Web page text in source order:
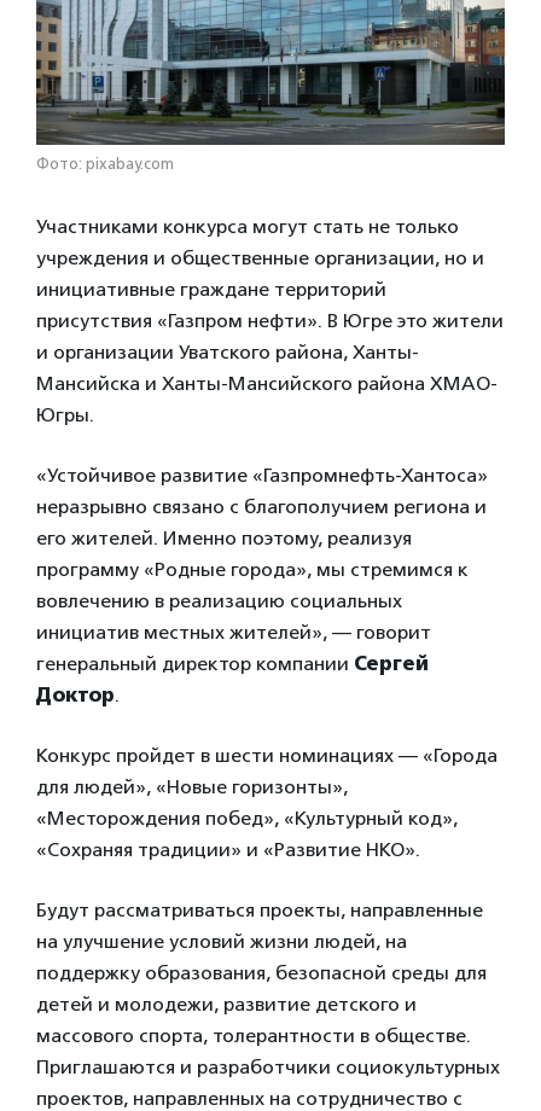
Фото: pixabay.com
Участниками конкурса могут стать не только
учреждения и общественные организации, но и
инициативные граждане территорий
присутствия «Газпром нефти». В Югре это жители
и организации Уватского района, Ханты-
Мансийска и Ханты-Мансийского района ХМАО-
Югры.
«Устойчивое развитие «Газпромнефть-Хантоса»
неразрывно связано с благополучием региона и
его жителей. Именно поэтому, реализуя
программу «Родные города», мы стремимся к
вовлечению в реализацию социальных
инициатив местных жителей», — говорит
генеральный директор компании Сергей
Доктор.
Конкурс пройдет в шести номинациях — «Города
для людей», «Новые горизонты»,
«Месторождения побед», «Культурный код»,
«Сохраняя традиции» и «Развитие НКО».
Будут рассматриваться проекты, направленные
на улучшение условий жизни людей, на
поддержку образования, безопасной среды для
детей и молодежи, развитие детского и
массового спорта, толерантности в обществе.
Приглашаются и разработчики социокультурных
проектов, направленных на сотрудничество с